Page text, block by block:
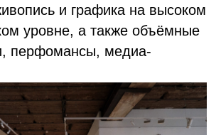
и графика на высоком
уровне, а также объёмные
перфомансы, медиа-